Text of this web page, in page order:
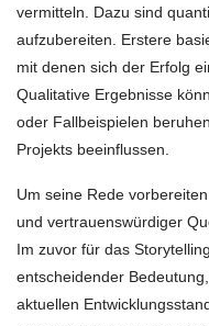
vermitteln. Dazu sind
aufzubereiten. Erstere
mit denen sich der Erfolg
Qualitative Ergebnisse
oder Fallbeispielen
Projekts beeinflussen.
Um seine Rede
und vertrauenswürdiger
Im zuvor für das
entscheidender
aktuellen